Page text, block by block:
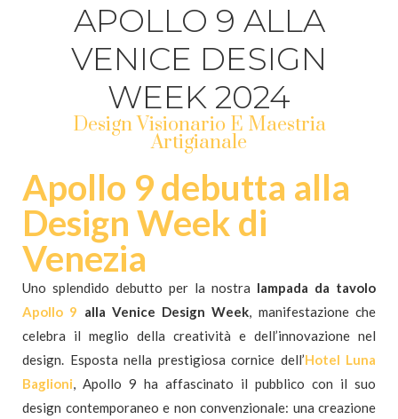
APOLLO 9 ALLA
VENICE DESIGN
WEEK 2024
Design Visionario E Maestria
Artigianale
Apollo 9 debutta alla
Design Week di
Venezia
Uno splendido debutto per la nostra lampada da tavolo
Apollo 9 alla Venice Design Week, manifestazione che
celebra il meglio della creatività e dell’innovazione nel
design. Esposta nella prestigiosa cornice dell’Hotel Luna
Baglioni, Apollo 9 ha affascinato il pubblico con il suo
design contemporaneo e non convenzionale: una creazione